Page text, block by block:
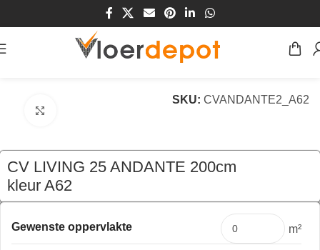
/Vloeren/Vinyl/cv vloerbedekking
SKU: CVANDANTE2_A62
CV LIVING 25 ANDANTE 200cm
kleur A62
€39,80 per mtr
Gewenste oppervlakte m²